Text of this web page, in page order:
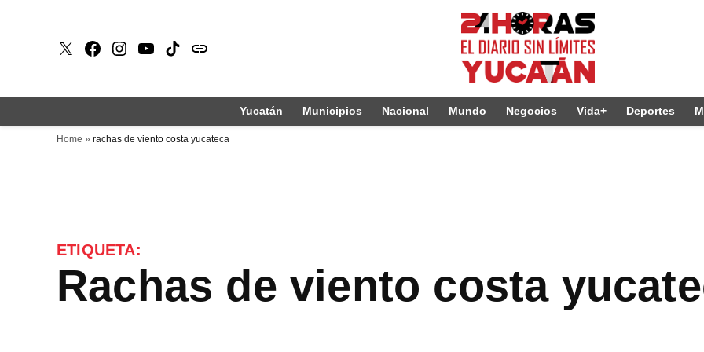
X Faceboook
Instagram
Youtube
Tiktokissuu
Yucatán Municipios Nacional Mundo Negocios Vida+ Deportes
Home » rachas de viento costa yucateca
ETIQUETA:
rachas de viento costa